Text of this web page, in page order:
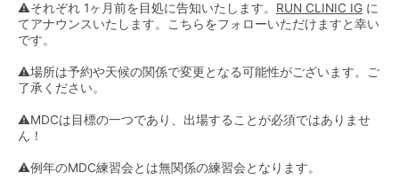
⚠️それぞれ 1ヶ月前を目処に告知いたします。 RUN CLINIC IG に
てアナウンスいたします。こちらをフォローいただけますと幸い
です。
⚠️場所は予約や天候の関係で変更となる可能性がございます。ご
了承ください。
⚠️MDCは目標の一つであり、出場することが必須ではありませ
ん！
⚠️例年のMDC練習会とは無関係の練習会となります。